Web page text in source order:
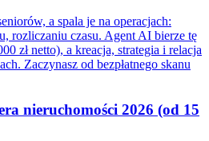
a spala je na operacjach:
rozliczaniu czasu. Agent AI bierze tę
zł netto), a kreacja, strategia i relacja
Zaczynasz od bezpłatnego skanu
nieruchomości 2026 (od 15